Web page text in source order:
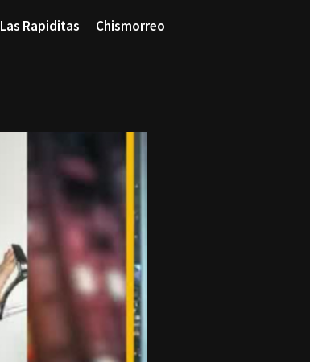
Las Rapiditas Chismorreo